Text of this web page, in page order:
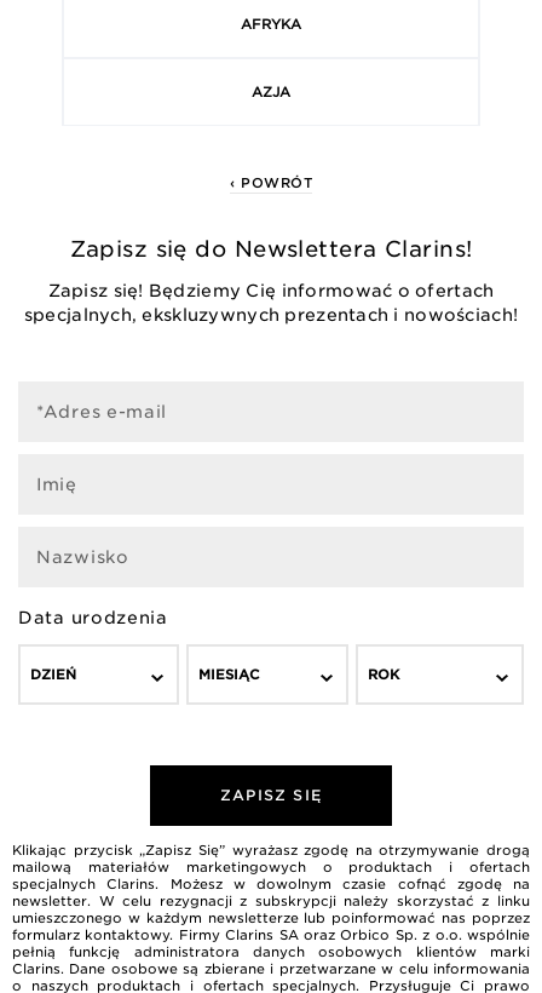
AFRYKA
AZJA
‹ POWRÓT
Zapisz się do Newslettera Clarins!
Zapisz się! Będziemy Cię informować o ofertach
specjalnych, ekskluzywnych prezentach i nowościach!
*Adres e-mail
Imię
Nazwisko
Data urodzenia
DZIEŃ MIESIĄC ROK
ZAPISZ SIĘ
Klikając przycisk „Zapisz Się” wyrażasz zgodę na otrzymywanie drogą
mailową materiałów marketingowych o produktach i ofertach
specjalnych Clarins. Możesz w dowolnym czasie cofnąć zgodę na
newsletter. W celu rezygnacji z subskrypcji należy skorzystać z linku
umieszczonego w każdym newsletterze lub poinformować nas poprzez
formularz kontaktowy. Firmy Clarins SA oraz Orbico Sp. z o.o. wspólnie
pełnią funkcję administratora danych osobowych klientów marki
Clarins. Dane osobowe są zbierane i przetwarzane w celu informowania
o naszych produktach i ofertach specjalnych. Przysługuje Ci prawo